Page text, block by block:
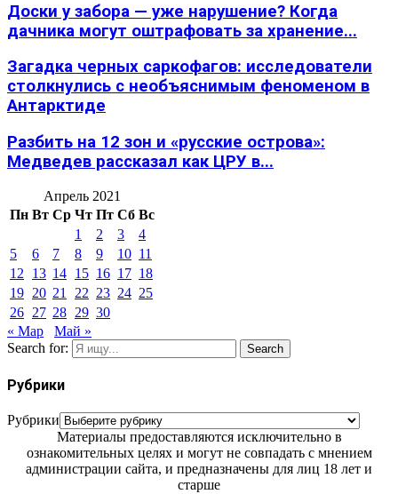
Доски у забора — уже нарушение? Когда
дачника могут оштрафовать за хранение...
Загадка черных саркофагов: исследователи
столкнулись с необъяснимым феноменом в
Антарктиде
Разбить на 12 зон и «русские острова»:
Медведев рассказал как ЦРУ в...
Апрель 2021
Пн Вт Ср Чт Пт Сб Вс
1
2 3
4
5
6 7 8 9 10 11
12
13 14 15 16 17 18
19 20 21 22 23 24 25
26 27 28 29 30
« Мар
Май »
Search for:
Search
Рубрики
Рубрики
Материалы предоставляются исключительно в
ознакомительных целях и могут не совпадать с мнением
администрации сайта, и предназначены для лиц 18 лет и
старше